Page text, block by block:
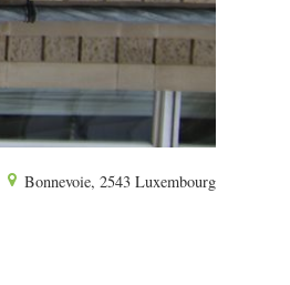
Bonnevoie, 2543 Luxembourg